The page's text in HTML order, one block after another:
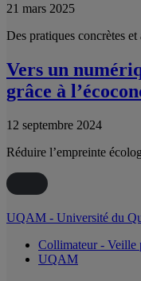
21 mars 2025
Des pratiques concrètes et
Vers un
grâce à
12 septembre 2024
Réduire l’empreinte
UQAM - Université du
Collimateur - Veille
UQAM